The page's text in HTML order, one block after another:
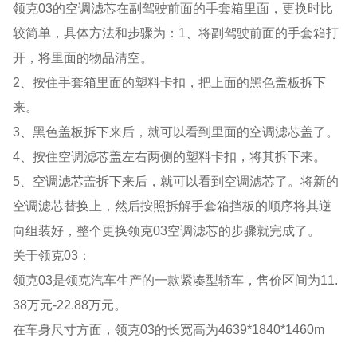
领克03的空调滤芯在副驾驶前面的手套箱里面，更换时比
较简单，具体方法和步骤为：1、将副驾驶前面的手套箱打
开，将里面的物品清空。
2、按住手套箱里面的塑料卡扣，把上面的黑色盖板拆下
来。
3、黑色盖板拆下来后，就可以看到里面的空调滤芯盖了。
4、按住空调滤芯盖左右两侧的塑料卡扣，将其拆下来。
5、空调滤芯盖拆下来后，就可以看到空调滤芯了。将新的
空调滤芯替换上，然后按照拆解手套箱挡板的顺序将其逆
向组装好，整个更换领克03空调滤芯的步骤就完成了。
关于领克03：
领克03是领克汽车生产的一款紧凑型轿车，售价区间为11.
38万元-22.88万元。
在车身尺寸方面，领克03的长宽高为4639*1840*1460m